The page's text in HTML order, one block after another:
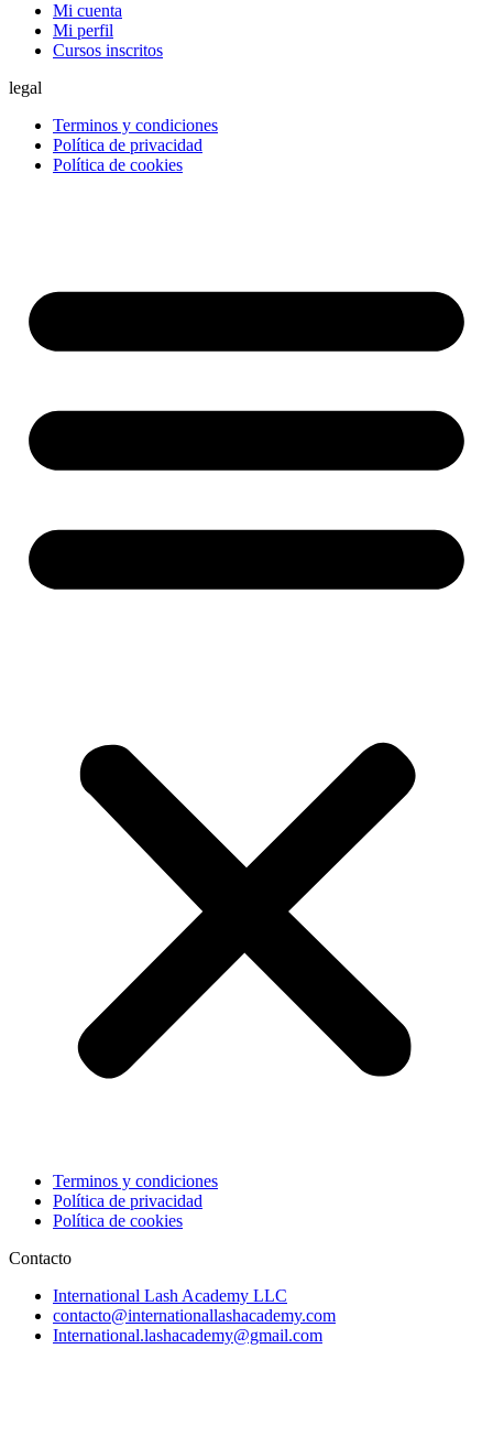
Mi cuenta
Mi perfil
Cursos inscritos
legal
Terminos y condiciones
Política de privacidad
Política de cookies
Terminos y condiciones
Política de privacidad
Política de cookies
Contacto
International Lash Academy LLC
contacto@internationallashacademy.com
International.lashacademy@gmail.com